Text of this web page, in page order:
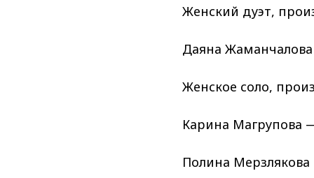
Женский дуэт,
Даяна
Женское соло,
Карина Магрупова
Полина